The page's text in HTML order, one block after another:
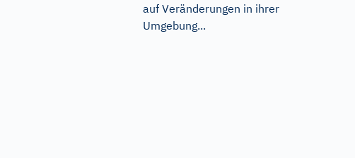
auf Veränderungen in ihrer
Umgebung...